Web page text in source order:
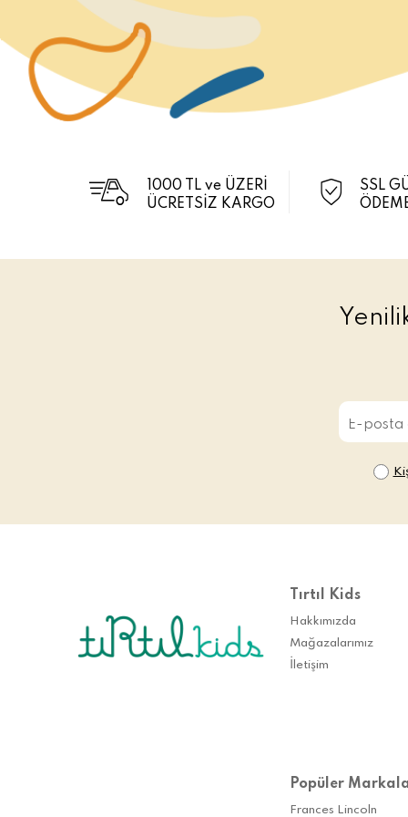
1000 TL ve ÜZERİ
ÜCRETSİZ KARGO
SSL
Tırtıl Kids
Hakkımızda
Mağazalarımız
İletişim
Popüler
Frances Lincoln